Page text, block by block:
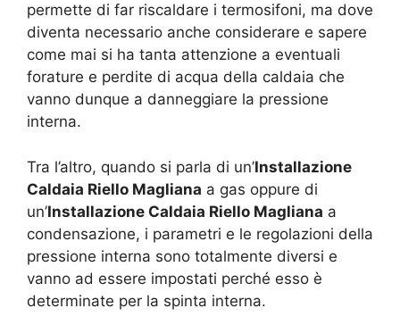
permette di far riscaldare i termosifoni, ma dove
diventa necessario anche considerare e sapere
come mai si ha tanta attenzione a eventuali
forature e perdite di acqua della caldaia che
vanno dunque a danneggiare la pressione
interna.
Tra l’altro, quando si parla di un’Installazione
Caldaia Riello Magliana a gas oppure di
un’Installazione Caldaia Riello Magliana a
condensazione, i parametri e le regolazioni della
pressione interna sono totalmente diversi e
vanno ad essere impostati perché esso è
determinate per la spinta interna.